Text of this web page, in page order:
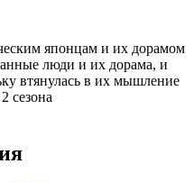
японцам и их дорамом
люди и их дорама, и
втянулась в их мышление
сезона